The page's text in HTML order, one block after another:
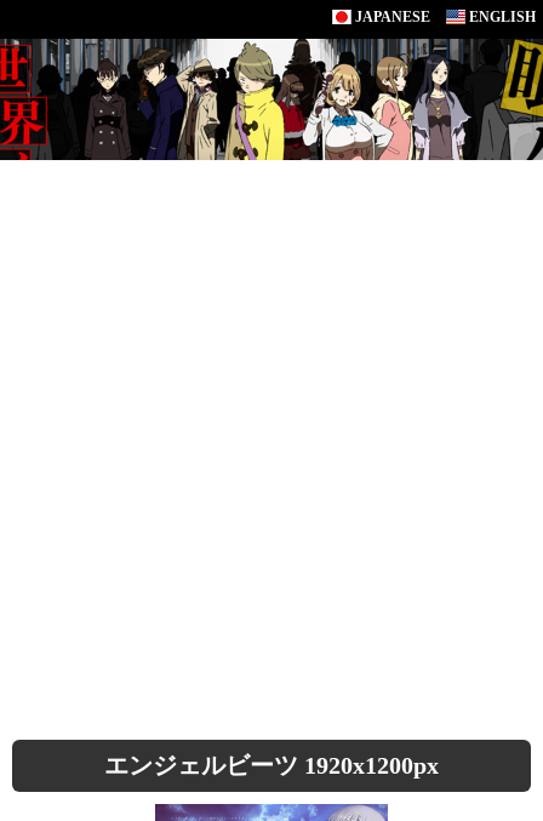
JAPANESE ENGLISH
エンジェルビーツ 1920x1200px